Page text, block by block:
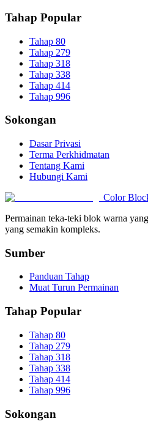
Tahap Popular
Tahap 80
Tahap 279
Tahap 318
Tahap 338
Tahap 414
Tahap 996
Sokongan
Dasar Privasi
Terma Perkhidmatan
Tentang Kami
Hubungi Kami
Color
Permainan teka-teki blok warna
yang semakin kompleks.
Sumber
Panduan Tahap
Muat Turun Permainan
Tahap Popular
Tahap 80
Tahap 279
Tahap 318
Tahap 338
Tahap 414
Tahap 996
Sokongan